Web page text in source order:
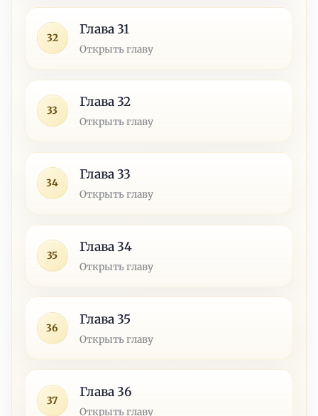
32
Глава 31
Открыть главу
33
Глава 32
Открыть главу
34
Глава 33
Открыть главу
35
Глава 34
Открыть главу
36
Глава 35
Открыть главу
37
Глава 36
Открыть главу